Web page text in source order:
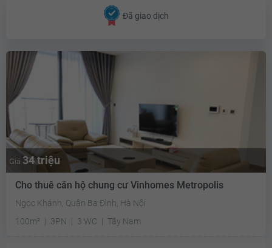
Đã giao dịch
Giá 34 triệu
Cho thuê căn hộ chung cư Vinhomes Metropolis
Ngọc Khánh, Quận Ba Đình, Hà Nội
100m²
3PN 3 WC Tây Nam